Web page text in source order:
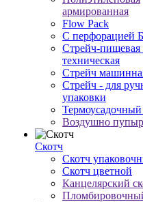
армированная
Flow Pack
С перфорацией
Стрейч-пищевая
техническая
Стрейч
Стрейч - для
упаковки
Термоусадочный
Воздушно
Скотч
Скотч
Скотч цветной
Канцелярский